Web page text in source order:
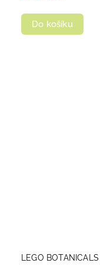
Do košíku
LEGO